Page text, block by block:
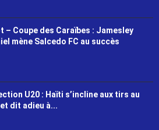
– Coupe des Caraïbes : Jamesley
mène Salcedo FC au succès
U20 : Haïti s’incline aux tirs au
dit adieu à...